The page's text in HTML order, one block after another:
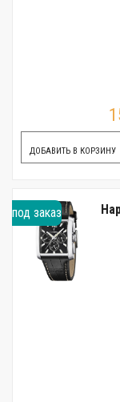
ДОБАВИТЬ В КОРЗИНУ
под заказ